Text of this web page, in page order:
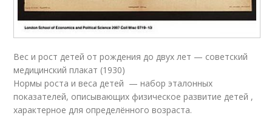
Вес и рост детей от рождения до двух лет — советский
медицинский плакат (1930)
Нормы роста и веса детей — набор эталонных
показателей, описывающих физическое развитие детей ,
характерное для определённого возраста.